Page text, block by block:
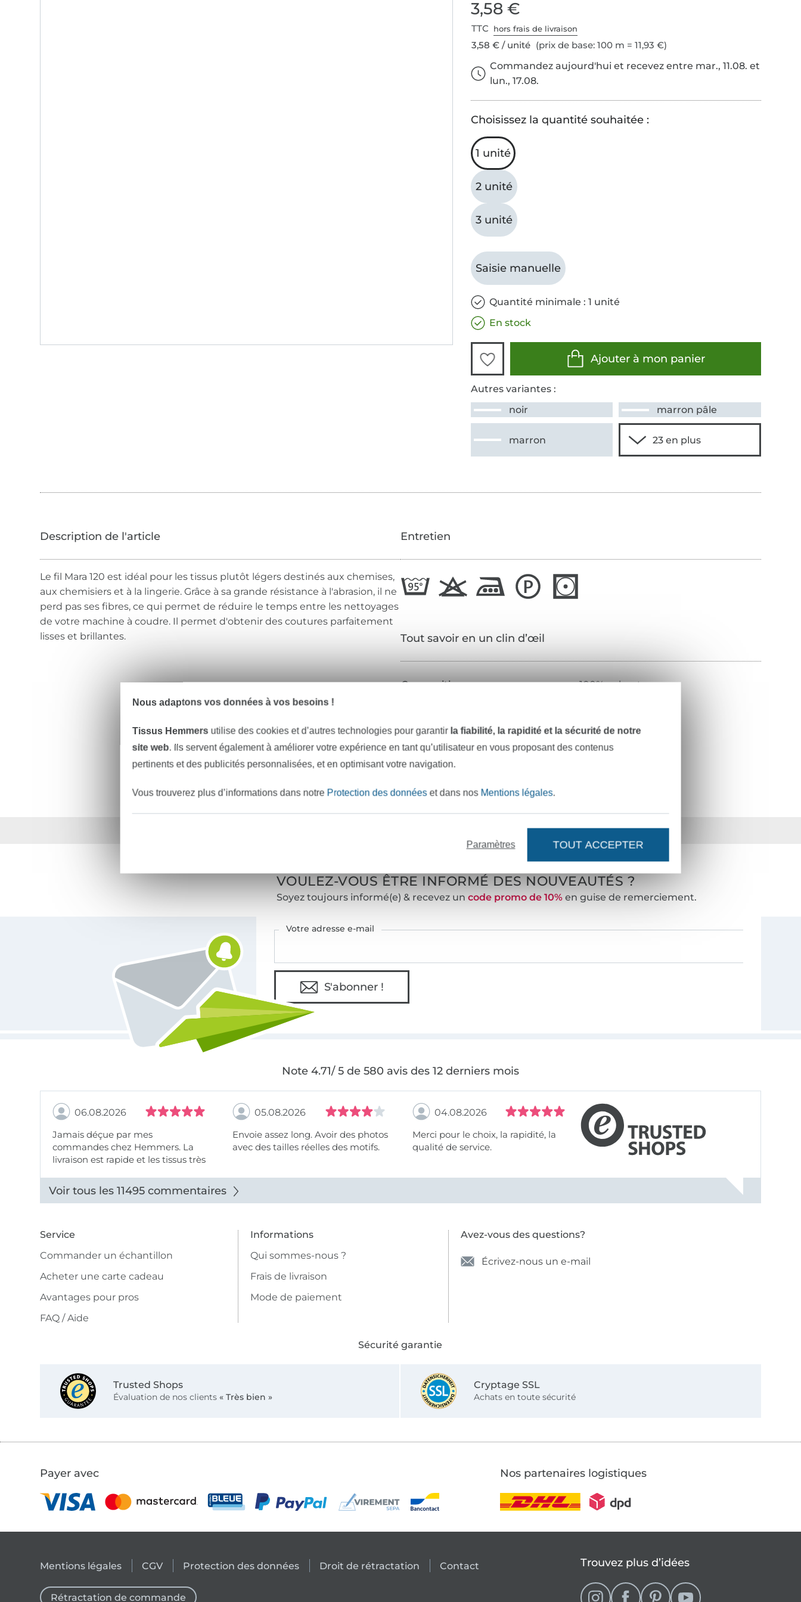
3,58 €
TTC hors frais de livraison
3,58 € / unité (prix de base: 100 m = 11,93 €)
Commandez aujourd'hui et recevez entre mar., 11.08. et
lun., 17.08.
Choisissez la quantité souhaitée :
1 unité
2 unité
3 unité
Saisie manuelle
Quantité minimale : 1 unité
En stock
Ajouter à mon panier
Autres variantes :
noir
marron pâle
marron
Le fil Mara 120 est idéal pour les tissus plutôt légers destinés aux chemises,
aux chemisiers et à la lingerie. Grâce à sa grande résistance à l'abrasion, il ne
perd pas ses fibres, ce qui permet de réduire le temps entre les nettoyages
de votre machine à coudre. Il permet d'obtenir des coutures parfaitement
lisses et brillantes.
Entretien
Tout savoir en un clin d’œil
Composition :
100% polyester
Couleur :
noir
Réf.:
M-1003-30-000
Plus de 10000 clients satisfaits 36 ans d'expérience
VOULEZ-VOUS ÊTRE INFORMÉ DES NOUVEAUTÉS ?
Soyez toujours informé(e) & recevez un code promo de 10%en guise de remerciement.
Votre adresse e-mail
S'abonner !
Note 4.71/ 5 de 580 avis des 12 derniers mois
06.08.2026
Jamais déçue par mes
commandes chez Hemmers. La
livraison est rapide et les tissus très
05.08.2026
Envoie assez long. Avoir des photos
avec des tailles réelles des motifs.
04.08.2026
Merci pour le choix, la rapidité, la
qualité de service.
Voir tous les 11495 commentaires
Service
Commander un échantillon
Acheter une carte cadeau
Avantages pour pros
FAQ / Aide
Informations
Qui sommes-nous ?
Frais de livraison
Mode de paiement
Avez-vous des questions?
Écrivez-nous un e-mail
Sécurité garantie
Trusted Shops
Évaluation de nos clients « Très bien »
Cryptage SSL
Achats en toute sécurité
Payer avec Nos partenaires logistiques
Mentions légales CGV Protection des données Droit de rétractation Contact
Rétractation de commande
Trouvez plus d’idées
Nous adaptons vos données à vos besoins !
Tissus Hemmers utilise des cookies et d’autres technologies pour garantir la fiabilité, la rapidité et la sécurité de notre
site web. Ils servent également à améliorer votre expérience en tant qu’utilisateur en vous proposant des contenus
pertinents et des publicités personnalisées, et en optimisant votre navigation.
Vous trouverez plus d’informations dans notre Protection des donnéeset dans nos Mentions légales.
Paramètres TOUT ACCEPTER